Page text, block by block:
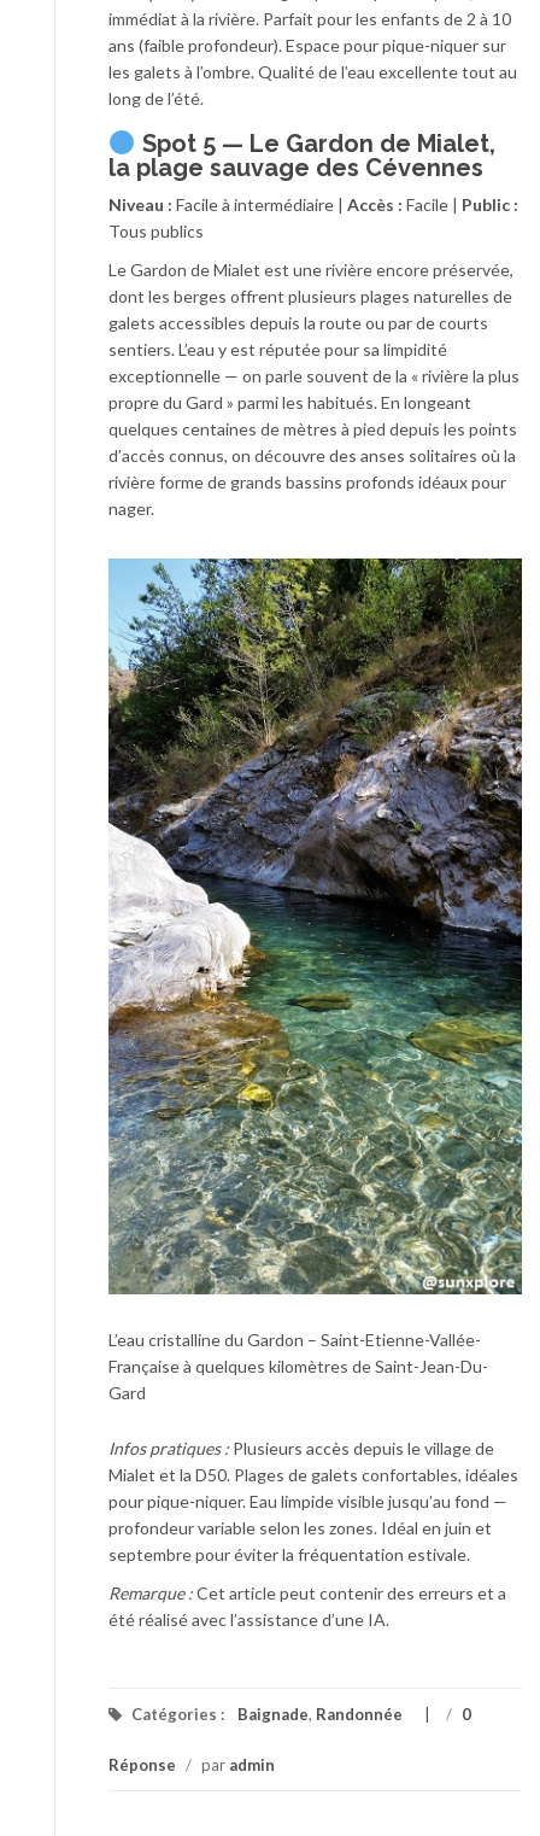
immédiat à la rivière. Parfait pour les enfants de 2 à 10
ans (faible profondeur). Espace pour pique-niquer sur
les galets à l’ombre. Qualité de l’eau excellente tout au
long de l’été.
Spot 5 — Le Gardon de Mialet,
la plage sauvage des Cévennes
Niveau : Facile à intermédiaire | Accès : Facile | Public :
Tous publics
Le Gardon de Mialet est une rivière encore préservée,
dont les berges offrent plusieurs plages naturelles de
galets accessibles depuis la route ou par de courts
sentiers. L’eau y est réputée pour sa limpidité
exceptionnelle — on parle souvent de la « rivière la plus
propre du Gard » parmi les habitués. En longeant
quelques centaines de mètres à pied depuis les points
d’accès connus, on découvre des anses solitaires où la
rivière forme de grands bassins profonds idéaux pour
nager.
L’eau cristalline du Gardon – Saint-Etienne-Vallée-
Française à quelques kilomètres de Saint-Jean-Du-
Gard
Infos pratiques : Plusieurs accès depuis le village de
Mialet et la D50. Plages de galets confortables, idéales
pour pique-niquer. Eau limpide visible jusqu’au fond —
profondeur variable selon les zones. Idéal en juin et
septembre pour éviter la fréquentation estivale.
Remarque :Cet article peut contenir des erreurs et a
été réalisé avec l’assistance d’une IA.
Catégories : Baignade, Randonnée / 0
Réponse / par admin